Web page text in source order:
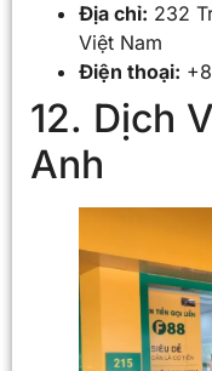
Địa chỉ: 232
Việt Nam
Điện thoại:
12. Dịch
Anh